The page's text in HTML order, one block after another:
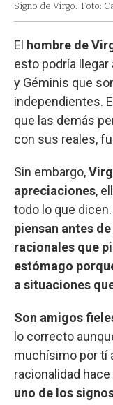
Signo de Virgo. Foto:
El hombre de
esto podría llegar
y Géminis que
independientes.
que las demás
con sus reales,
Sin embargo,
apreciaciones,
todo lo que
piensan antes
racionales que
estómago
a situaciones
Son amigos
lo correcto
muchísimo por tí
racionalidad
uno de los